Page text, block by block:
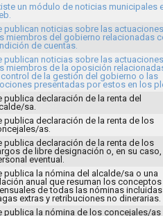
un módulo de noticias municipales
publican noticias sobre las
miembros del gobierno relacionadas
de cuentas.
publican noticias sobre las
miembros de la oposición
control de la gestión del gobierno o las
presentadas por estos en los
publica declaración de la renta del
sa.
publica declaración de la renta de los
as.
publica declaración de la renta de los
de libre designación o, en su
eventual.
publica la nómina del alcalde/sa o una
anual que resuman los conceptos
de todas las nóminas incluidas
extras y retribuciones no dinerarias.
publica la nómina de los concejales/as